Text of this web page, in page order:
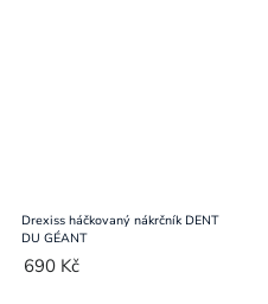
Drexiss háčkovaný nákrčník DENT
DU GÉANT
690 Kč